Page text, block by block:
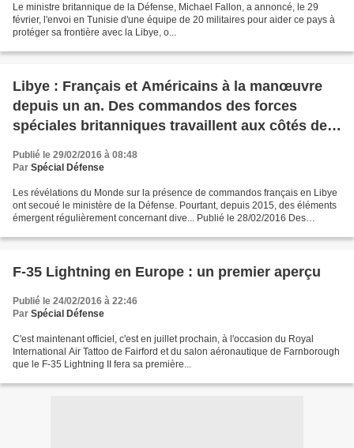
Le ministre britannique de la Défense, Michael Fallon, a annoncé, le 29
février, l'envoi en Tunisie d'une équipe de 20 militaires pour aider ce pays à
protéger sa frontière avec la Libye, o...
Libye : Français et Américains à la manœuvre
depuis un an. Des commandos des forces
spéciales britanniques travaillent aux côtés de
Misrata
Publié le 29/02/2016 à 08:48
Par Spécial Défense
Les révélations du Monde sur la présence de commandos français en Libye
ont secoué le ministère de la Défense. Pourtant, depuis 2015, des éléments
émergent régulièrement concernant dive... Publié le 28/02/2016 Des
F-35 Lightning en Europe : un premier aperçu
Publié le 24/02/2016 à 22:46
Par Spécial Défense
C'est maintenant officiel, c'est en juillet prochain, à l'occasion du Royal
International Air Tattoo de Fairford et du salon aéronautique de Farnborough
que le F-35 Lightning II fera sa première...